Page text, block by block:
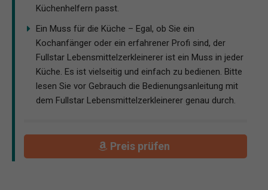
Küchenhelfern passt.
Ein Muss für die Küche – Egal, ob Sie ein
Kochanfänger oder ein erfahrener Profi sind, der
Fullstar Lebensmittelzerkleinerer ist ein Muss in jeder
Küche. Es ist vielseitig und einfach zu bedienen. Bitte
lesen Sie vor Gebrauch die Bedienungsanleitung mit
dem Fullstar Lebensmittelzerkleinerer genau durch.
Preis prüfen